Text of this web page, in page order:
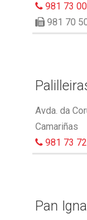
981 73
981 70
Avda. da
Camariñas
981 73
Pan